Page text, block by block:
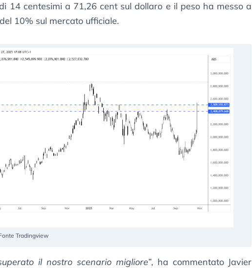
14 centesimi a 71,26 cent sul dollaro e il peso ha messo a
10% sul mercato ufficiale.
Tradingview
il nostro scenario migliore”, ha commentato Javier